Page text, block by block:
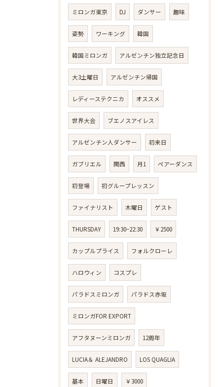
ミロンガ東京 DJ ダンサー 趣味
姿勢 ワーキング 韓国
韓国ミロンガ アルゼンチン独立記念日
大3土曜日 アルゼンチン帰国
レディーステクニカ オススメ
世界大会 ブエノスアイレス
アルゼンチン人ダンサー 初来日
ガブリエル 関西 月1 ペアーダンス
初登場 初グループレッスン
ファイナリスト 木曜日 ゲスト
THURSDAY 19:30−22:30 ￥2500
カップルプライス フォルクローレ
ハロウィン コスプレ
パラドスミロンガ パラドス赤坂
ミロンガFOR EXPORT
アフタヌーンミロンガ 12周年
LUCIA＆ ALEJANDRO LOS QUAGLIA
基本 日曜日 ￥3000